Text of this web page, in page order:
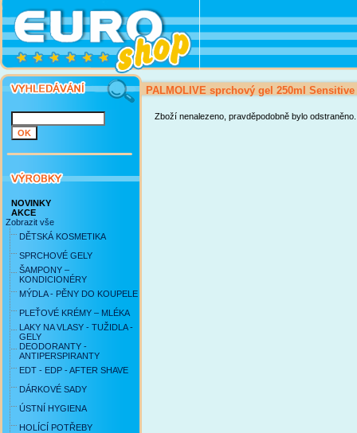
NOVINKY
AKCE
Zobrazit vše
DĚTSKÁ KOSMETIKA
SPRCHOVÉ GELY
ŠAMPONY –
KONDICIONÉRY
MÝDLA - PĚNY DO KOUPELE
PLEŤOVÉ KRÉMY – MLÉKA
LAKY NA VLASY - TUŽIDLA -
GELY
DEODORANTY -
ANTIPERSPIRANTY
EDT - EDP - AFTER SHAVE
DÁRKOVÉ SADY
ÚSTNÍ HYGIENA
HOLÍCÍ POTŘEBY
PALMOLIVE sprchový gel 250ml Sensitive
Zboží nenalezeno, pravděpodobně bylo odstraněno.